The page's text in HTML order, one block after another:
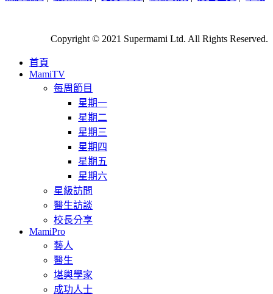
Copyright © 2021 Supermami Ltd. All Rights Reserved.
首頁
MamiTV
每周節目
星期一
星期二
星期三
星期四
星期五
星期六
星級訪問
醫生訪談
校長分享
MamiPro
藝人
醫生
堪輿學家
成功人士